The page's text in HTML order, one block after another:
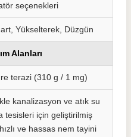
seçenekleri
Yükselterek, Düzgün
Alanları
terazi (310 g / 1 mg)
kanalizasyon ve atık su
tesisleri için geliştirilmiş
ve hassas nem tayini